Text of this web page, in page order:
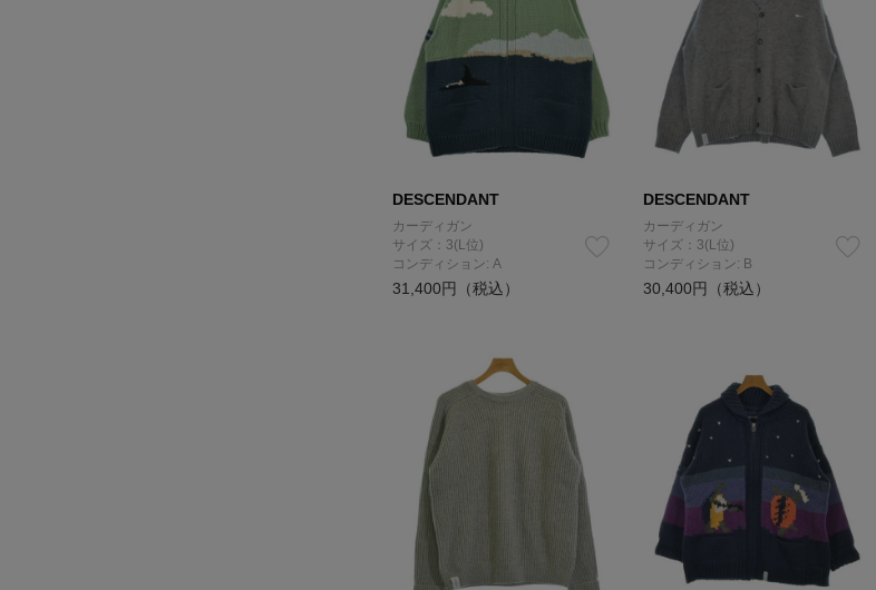
DESCENDANT
カーディガン
サイズ：3(L位)
コンディション: A
31,400円（税込）
DESCENDANT
カーディガン
サイズ：3(L位)
コンディション: B
30,400円（税込）